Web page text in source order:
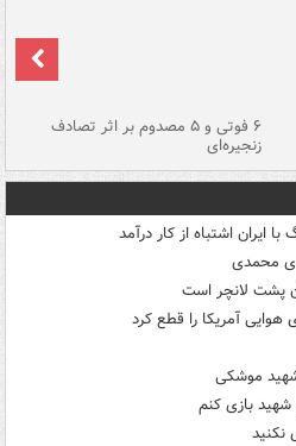
۶ فوتی و ۵ مصدوم بر اثر تصادف
زنجیره‌ای
ایران اشتباه از کار درآمد
محمدی
پشت لانچر است
آمریکا را قطع کرد
شهید موشکی
بازی کنم
نکنید